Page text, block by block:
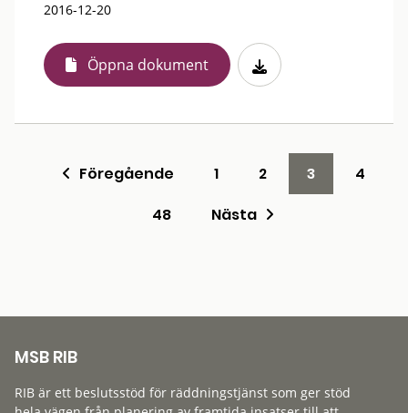
2016-12-20
Öppna dokument
Föregående 1 2 3
4
48
Nästa
MSB RIB
RIB är ett beslutsstöd för räddningstjänst som ger stöd